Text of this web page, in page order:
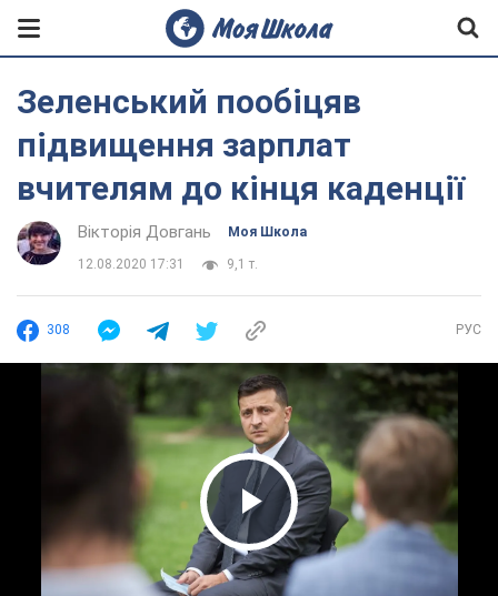
Зеленський пообіцяв
підвищення зарплат
вчителям до кінця каденції
Вікторія Довгань Моя Школа
12.08.2020 17:31 9,1 т.
308 РУС
Play Video